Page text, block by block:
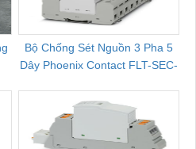
Bộ Chống Sét Nguồn 3 Pha 5
Dây Phoenix Contact FLT-SEC-